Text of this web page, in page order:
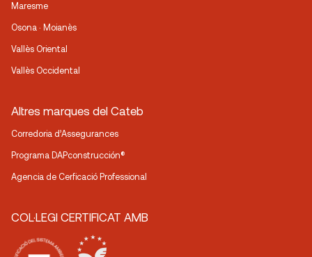
Maresme
Osona · Moianès
Vallès Oriental
Vallès Occidental
Altres marques del Cateb
Corredoria d’Assegurances
Programa DAPconstrucción®
Agencia de Cerficació Professional
COL·LEGI CERTIFICAT AMB